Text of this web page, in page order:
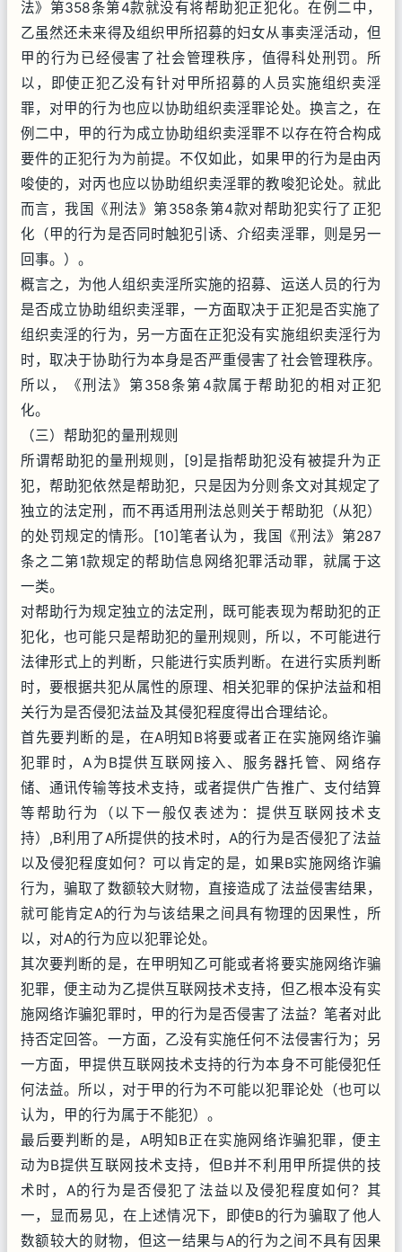
法》第358条第4款就没有将帮助犯正犯化。在例二中，
乙虽然还未来得及组织甲所招募的妇女从事卖淫活动，但
甲的行为已经侵害了社会管理秩序，值得科处刑罚。所
以，即使正犯乙没有针对甲所招募的人员实施组织卖淫
罪，对甲的行为也应以协助组织卖淫罪论处。换言之，在
例二中，甲的行为成立协助组织卖淫罪不以存在符合构成
要件的正犯行为为前提。不仅如此，如果甲的行为是由丙
唆使的，对丙也应以协助组织卖淫罪的教唆犯论处。就此
而言，我国《刑法》第358条第4款对帮助犯实行了正犯
化（甲的行为是否同时触犯引诱、介绍卖淫罪，则是另一
回事。）。
概言之，为他人组织卖淫所实施的招募、运送人员的行为
是否成立协助组织卖淫罪，一方面取决于正犯是否实施了
组织卖淫的行为，另一方面在正犯没有实施组织卖淫行为
时，取决于协助行为本身是否严重侵害了社会管理秩序。
所以，《刑法》第358条第4款属于帮助犯的相对正犯
化。
（三）帮助犯的量刑规则
所谓帮助犯的量刑规则，[9]是指帮助犯没有被提升为正
犯，帮助犯依然是帮助犯，只是因为分则条文对其规定了
独立的法定刑，而不再适用刑法总则关于帮助犯（从犯）
的处罚规定的情形。[10]笔者认为，我国《刑法》第287
条之二第1款规定的帮助信息网络犯罪活动罪，就属于这
一类。
对帮助行为规定独立的法定刑，既可能表现为帮助犯的正
犯化，也可能只是帮助犯的量刑规则，所以，不可能进行
法律形式上的判断，只能进行实质判断。在进行实质判断
时，要根据共犯从属性的原理、相关犯罪的保护法益和相
关行为是否侵犯法益及其侵犯程度得出合理结论。
首先要判断的是，在A明知B将要或者正在实施网络诈骗
犯罪时，A为B提供互联网接入、服务器托管、网络存
储、通讯传输等技术支持，或者提供广告推广、支付结算
等帮助行为（以下一般仅表述为：提供互联网技术支
持）,B利用了A所提供的技术时，A的行为是否侵犯了法益
以及侵犯程度如何？可以肯定的是，如果B实施网络诈骗
行为，骗取了数额较大财物，直接造成了法益侵害结果，
就可能肯定A的行为与该结果之间具有物理的因果性，所
以，对A的行为应以犯罪论处。
其次要判断的是，在甲明知乙可能或者将要实施网络诈骗
犯罪，便主动为乙提供互联网技术支持，但乙根本没有实
施网络诈骗犯罪时，甲的行为是否侵害了法益？笔者对此
持否定回答。一方面，乙没有实施任何不法侵害行为；另
一方面，甲提供互联网技术支持的行为本身不可能侵犯任
何法益。所以，对于甲的行为不可能以犯罪论处（也可以
认为，甲的行为属于不能犯）。
最后要判断的是，A明知B正在实施网络诈骗犯罪，便主
动为B提供互联网技术支持，但B并不利用甲所提供的技
术时，A的行为是否侵犯了法益以及侵犯程度如何？其
一，显而易见，在上述情况下，即使B的行为骗取了他人
数额较大的财物，但这一结果与A的行为之间不具有因果